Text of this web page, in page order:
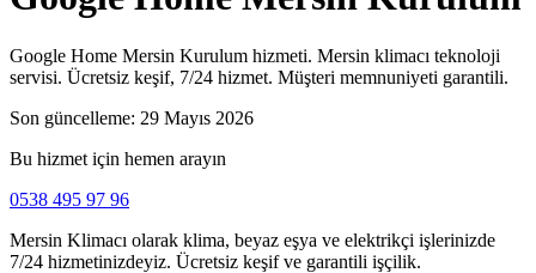
Google Home Mersin Kurulum hizmeti. Mersin klimacı teknoloji
servisi. Ücretsiz keşif, 7/24 hizmet. Müşteri memnuniyeti garantili.
Son güncelleme: 29 Mayıs 2026
Bu hizmet için hemen arayın
0538 495 97 96
Mersin Klimacı olarak klima, beyaz eşya ve elektrikçi işlerinizde
7/24 hizmetinizdeyiz. Ücretsiz keşif ve garantili işçilik.